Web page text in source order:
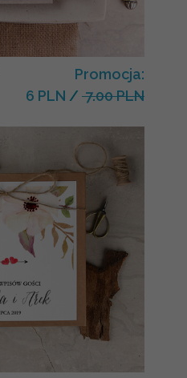
Promocja:
6 PLN / 7.00 PLN